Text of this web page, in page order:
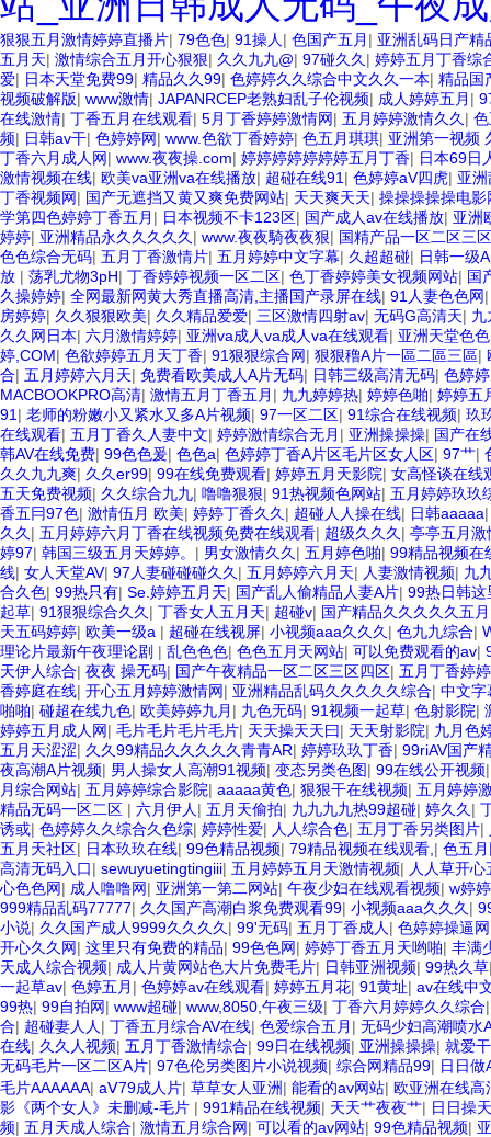
狠狠五月激情婷婷直播片| 79色色| 91操人 | 色国产五月 | 亚洲乱码日产精
五月天| 激情综合五月开心狠狠| 久久九九@| 97碰久久 | 婷婷五月丁香综
爱| 日本天堂免费99| 精品久久99| 色婷婷久久综合中文久久一本| 精品国
视频破解版| www激情| JAPANRCEP老熟妇乱子伦视频| 成人婷婷五月 |
在线激情| 丁香五月在线观看| 5月丁香婷婷激情网| 五月婷婷激情久久 |
频| 日韩av干| 色婷婷网| www.色欲丁香婷婷| 色五月琪琪| 亚洲第一视频
丁香六月成人网| www.夜夜操.com| 婷婷婷婷婷婷婷五月丁香| 日本69日
激情视频在线| 欧美va亚洲va在线播放| 超碰在线91 | 色婷婷aV四虎| 亚
丁香视频网| 国产无遮挡又黄又爽免费网站| 天天爽天天| 操操操操操电影
学第四色婷婷丁香五月 | 日本视频不卡123区| 国产成人av在线播放| 亚洲
婷婷| 亚洲精品永久久久久久 | www.夜夜騎夜夜狠| 国精产品一区二区三区
色色综合无码| 五月丁香激情片| 五月婷婷中文字幕| 久超超碰| 日韩一级
放 | 荡乳尤物3pH| 丁香婷婷视频一区二区| 色丁香婷婷美女视频网站| 国
久操婷婷| 全网最新网黄大秀直播高清,主播国产录屏在线| 91人妻色色网
房婷婷| 久久狠狠欧美| 久久精品爱爱| 三区激情四射av| 无码G高清天| 九
久久网日本| 六月激情婷婷| 亚洲va成人va成人va在线观看| 亚洲天堂色色
婷,COM| 色欲婷婷五月天丁香| 91狠狠综合网| 狠狠穞A片一區二區三區|
合| 五月婷婷六月天| 免费看欧美成人A片无码| 日韩三级高清无码| 色婷
MACBOOKPRO高清| 激情五月丁香五月 | 九九婷婷热| 婷婷色啪| 婷婷五
91 | 老师的粉嫩小又紧水又多A片视频| 97一区二区| 91综合在线视频| 玖
在线观看| 五月丁香久人妻中文| 婷婷激情综合无月 | 亚洲操操操| 国产在
韩AV在线免费| 99色色爰| 色色a| 色婷婷丁香A片区毛片区女人区| 97艹|
久久九九爽| 久久er99| 99在线免费观看| 婷婷五月天影院| 女高怪谈在线
五天免费视频| 久久综合九九| 噜噜狠狠| 91热视频色网站| 五月婷婷玖玖
香五冃97色| 激情伍月 欧美| 婷婷丁香久久 | 超碰人人操在线| 日韩aaaaa
久久 | 五月婷婷六月丁香在线视频免费在线观看| 超级久久久 | 亭亭五月激
婷97| 韩国三级五月天婷婷。 | 男女激情久久 | 五月婷色啪| 99精品视频在
线| 女人天堂AV| 97人妻碰碰碰久久 | 五月婷婷六月天| 人妻激情视频| 九
合久色| 99热只有| Se.婷婷五月天| 国产乱人偷精品人妻A片| 99热日韩这
起草| 91狠狠综合久久 | 丁香女人五月天| 超碰v| 国产精品久久久久久五
天五码婷婷| 欧美一级a | 超碰在线视屏| 小视频aaa久久久 | 色九九综合|
理论片最新午夜理论剧 | 乱色色色| 色色五月天网站| 可以免费观看的av|
天伊人综合| 夜夜 操无码| 国产午夜精品一区二区三区四区| 五月丁香婷
香婷庭在线| 开心五月婷婷激情网| 亚洲精品乱码久久久久久综合| 中文字
啪啪| 碰超在线九色| 欧美婷婷九月 | 九色无码| 91视频一起草| 色射影院|
婷婷五月成人网| 毛片毛片毛片毛片| 天天操天天曰| 天天射影院| 九月色
五月天涩涩| 久久99精品久久久久久青青AR| 婷婷玖玖丁香| 99riAV国产
夜高潮A片视频| 男人操女人高潮91视频| 变态另类色图| 99在线公开视频
月综合网站| 五月婷婷综合影院| aaaaa黄色| 狠狠干在线视频| 五月婷婷
精品无码一区二区 | 六月伊人 | 五月天偷拍| 九九九九热99超碰| 婷久久 |
诱或| 色婷婷久久综合久色综| 婷婷性爱| 人人综合色| 五月丁香另类图片|
五月天社区| 日本玖玖在线| 99色精品视频| 79精品视频在线观看, | 色五
高清无码入口| sewuyuetingtingiii| 五月婷婷五月天激情视频| 人人草开心
心色色网| 成人噜噜网| 亚洲第一第二网站| 午夜少妇在线观看视频| w婷
999精品乱码77777| 久久国产高潮白浆免费观看99| 小视频aaa久久久 |
小说| 久久国产成人9999久久久久 | 99'无码| 五月丁香成人 | 色婷婷操逼网
开心久久网| 这里只有免费的精品| 99色色网| 婷婷丁香五月天哟啪| 丰满
天成人综合视频| 成人片黄网站色大片免费毛片| 日韩亚洲视频| 99热久草
一起草av| 色婷五月 | 色婷婷av在线观看| 婷婷五月花| 91黄址| av在线中
99热| 99自拍网| www超碰| www,8050,午夜三级| 丁香六月婷婷久久综合
合| 超碰妻人人 | 丁香五月综合AV在线| 色爱综合五月 | 无码少妇高潮喷水
在线| 久久人视频| 五月丁香激情综合| 99日在线视频| 亚洲操操操| 就爱
无码毛片一区二区A片| 97色伦另类图片小说视频| 综合网精品99| 日日做
毛片AAAAAA| aⅤ79成人片| 草草女人亚洲| 能看的av网站| 欧亚洲在线高
影《两个女人》未删减-毛片 | 991精品在线视频| 天天艹夜夜艹| 日日操
频| 五月天成人综合| 激情五月综合网| 可以看的av网站| 99色精品视频|